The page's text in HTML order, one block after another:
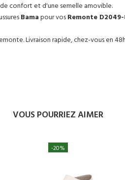
confort et d'une semelle amovible.
Bamapour vosRemonte
Livraison rapide, chez-vous en
VOUS POURRIEZ AIMER
-20%